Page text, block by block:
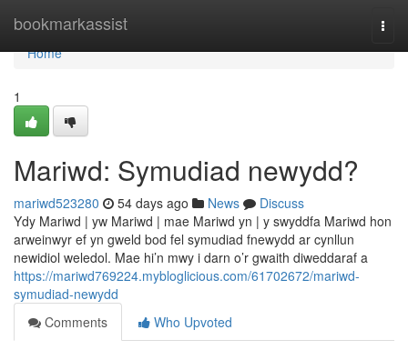
bookmarkassist
Home
Home
1
Mariwd: Symudiad newydd?
mariwd523280 54 days ago News
Discuss
Ydy Mariwd | yw Mariwd | mae Mariwd yn | y swyddfa Mariwd hon
arweinwyr ef yn gweld bod fel symudiad fnewydd ar cynllun
newidiol weledol. Mae hi’n mwy i darn o’r gwaith diweddaraf a
https://mariwd769224.mybloglicious.com/61702672/mariwd-
symudiad-newydd
Comments
Who Upvoted